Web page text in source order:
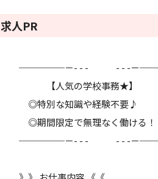
求人PR
─────－- - - - - -－
【人気の学校事務★】
◎特別な知識や経験不要♪
◎期間限定で無理なく働ける！
─────－- - - - - -－